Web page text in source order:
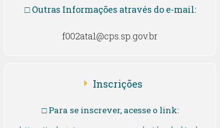
□ Outras Informações através do e-mail:
f002ata1@cps.sp.gov.br
Inscrições
□ Para se inscrever, acesse o link: